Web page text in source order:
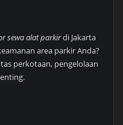
sewa alat parkirdi Jakarta
area parkir Anda?
perkotaan, pengelolaan